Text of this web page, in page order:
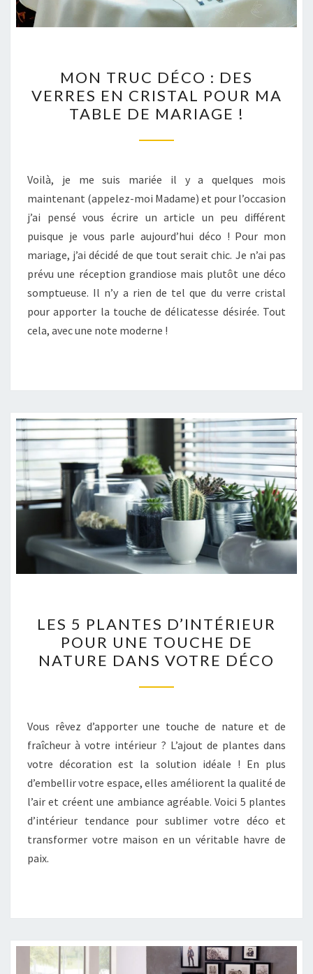
TRUC
DÉCO
:
DES
EN
CRISTAL
POUR
MA
TABLE
DE
MARIAGE
!
MON TRUC DÉCO : DES
VERRES EN CRISTAL POUR MA
TABLE DE MARIAGE !
Voilà, je me suis mariée il y a quelques mois
maintenant (appelez-moi Madame) et pour l’occasion
j’ai pensé vous écrire un article un peu différent
puisque je vous parle aujourd’hui déco ! Pour mon
mariage, j’ai décidé de que tout serait chic. Je n’ai pas
prévu une réception grandiose mais plutôt une déco
somptueuse. Il n’y a rien de tel que du verre cristal
pour apporter la touche de délicatesse désirée. Tout
cela, avec une note moderne !
5
PLANTES
D’INTÉRIEUR
POUR
TOUCHE
DE
NATURE
DANS
VOTRE
DÉCO
LES 5 PLANTES D’INTÉRIEUR
POUR UNE TOUCHE DE
NATURE DANS VOTRE DÉCO
Vous rêvez d’apporter une touche de nature et de
fraîcheur à votre intérieur ? L’ajout de plantes dans
votre décoration est la solution idéale ! En plus
d’embellir votre espace, elles améliorent la qualité de
l’air et créent une ambiance agréable. Voici 5 plantes
d’intérieur tendance pour sublimer votre déco et
transformer votre maison en un véritable havre de
paix.